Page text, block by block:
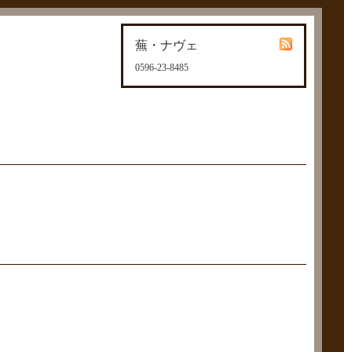
蕪・ナヴェ
0596-23-8485